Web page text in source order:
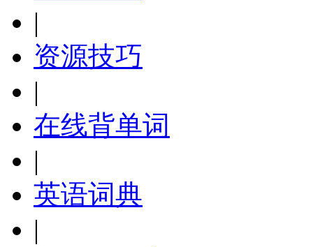
|
资源技巧
|
在线背单词
|
英语词典
|